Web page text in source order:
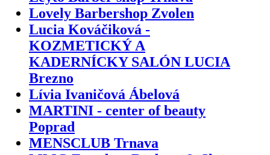
Lovely Barbershop Zvolen
Lucia Kováčiková -
KOZMETICKÝ A
KADERNÍCKY SALÓN LUCIA
Brezno
Lívia Ivaničová Ábelová
MARTINI - center of beauty
Poprad
MENSCLUB Trnava